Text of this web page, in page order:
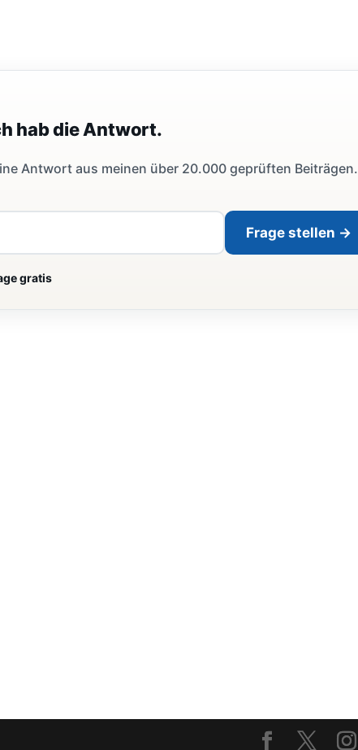
hab die Antwort.
Antwort aus meinen über 20.000 geprüften Beiträgen.
Frage stellen →
gratis